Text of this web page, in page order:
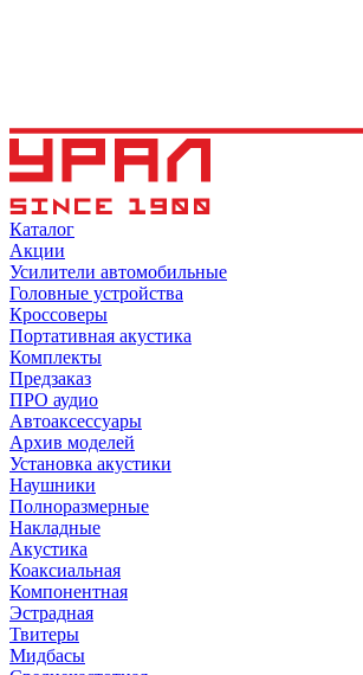
Каталог
Акции
Усилители автомобильные
Головные устройства
Кроссоверы
Портативная акустика
Комплекты
Предзаказ
ПРО аудио
Автоаксессуары
Архив моделей
Установка акустики
Наушники
Полноразмерные
Накладные
Акустика
Коаксиальная
Компонентная
Эстрадная
Твитеры
Мидбасы